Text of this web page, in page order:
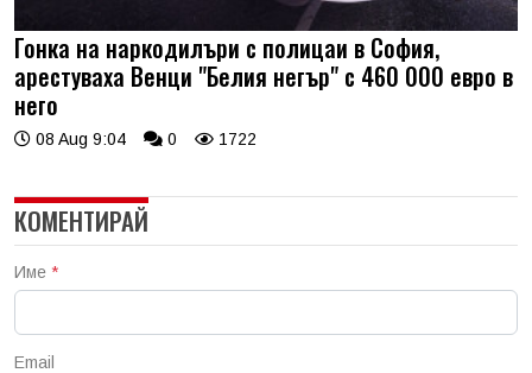
Гонка на наркодилъри с полицаи в София,
арестуваха Венци "Белия негър" с 460 000 евро в
него
08 Aug 9:04 0 1722
КОМЕНТИРАЙ
Име *
Email